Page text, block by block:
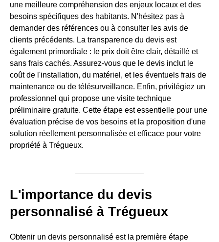
une meilleure compréhension des enjeux locaux et des
besoins spécifiques des habitants. N'hésitez pas à
demander des références ou à consulter les avis de
clients précédents. La transparence du devis est
également primordiale : le prix doit être clair, détaillé et
sans frais cachés. Assurez-vous que le devis inclut le
coût de l'installation, du matériel, et les éventuels frais de
maintenance ou de télésurveillance. Enfin, privilégiez un
professionnel qui propose une visite technique
préliminaire gratuite. Cette étape est essentielle pour une
évaluation précise de vos besoins et la proposition d'une
solution réellement personnalisée et efficace pour votre
propriété à Trégueux.
L'importance du devis
personnalisé à Trégueux
Obtenir un devis personnalisé est la première étape